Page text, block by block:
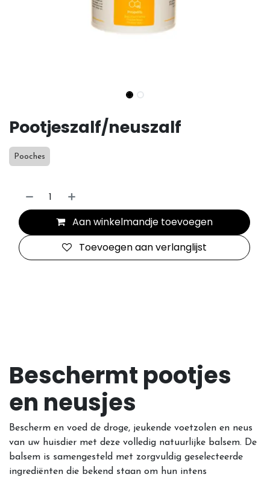
Pootjeszalf/neuszalf
Pooches
Aan winkelmandje toevoegen
Toevoegen aan verlanglijst
Beschermt pootjes
en neusjes
Bescherm en voed de droge, jeukende voetzolen en neus
van uw huisdier met deze volledig natuurlijke balsem. De
balsem is samengesteld met zorgvuldig geselecteerde
ingrediënten die bekend staan ​​om hun intens